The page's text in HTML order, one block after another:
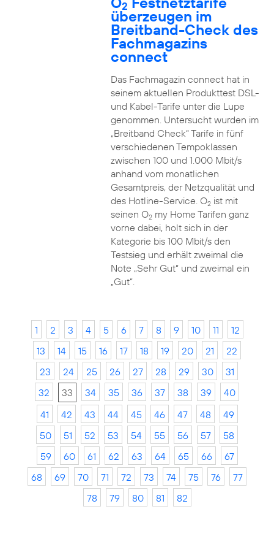
2
überzeugen im
Breitband-Check des
Fachmagazins
connect
Das Fachmagazin connect hat in
seinem aktuellen Produkttest DSL-
und Kabel-Tarife unter die Lupe
genommen. Untersucht wurden im
„Breitband Check“ Tarife in fünf
verschiedenen Tempoklassen
zwischen 100 und 1.000 Mbit/s
anhand vom monatlichen
Gesamtpreis, der Netzqualität und
des Hotline-Service. O2ist mit
seinen O2my Home Tarifen ganz
vorne dabei, holt sich in der
Kategorie bis 100 Mbit/s den
Testsieg und erhält zweimal die
Note „Sehr Gut“ und zweimal ein
„Gut“.
1 2 3 4 5 6 7 8 9 10 11
12
13
14 15 16 17 18 19 20 21
22
23
24 25 26 27 28 29 30
31
32
33 34 35 36 37 38 39
40
41
42 43 44 45 46 47 48
49
50
51 52 53 54 55 56 57
58
59
60 61 62 63 64 65 66
67
68
69 70 71 72 73 74 75 76
77
78
79 80 81 82